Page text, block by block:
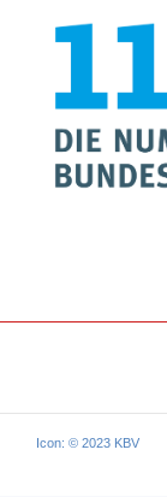
Icon: © 2023 KBV